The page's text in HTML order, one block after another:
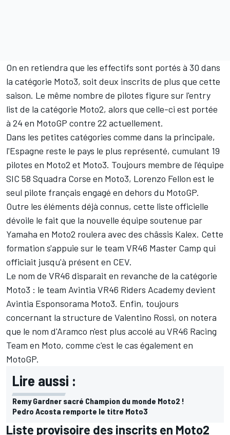
On en retiendra que les effectifs sont portés à 30 dans
la catégorie Moto3, soit deux inscrits de plus que cette
saison. Le même nombre de pilotes figure sur l'entry
list de la catégorie Moto2, alors que celle-ci est portée
à 24 en MotoGP contre 22 actuellement.
Dans les petites catégories comme dans la principale,
l'Espagne reste le pays le plus représenté, cumulant 19
pilotes en Moto2 et Moto3. Toujours membre de l'équipe
SIC 58 Squadra Corse en Moto3, Lorenzo Fellon est le
seul pilote français engagé en dehors du MotoGP.
Outre les éléments déjà connus, cette liste officielle
dévoile le fait que la nouvelle équipe soutenue par
Yamaha en Moto2 roulera avec des châssis Kalex. Cette
formation s'appuie sur le team VR46 Master Camp qui
officiait jusqu'à présent en CEV.
Le nom de VR46 disparait en revanche de la catégorie
Moto3 : le team Avintia VR46 Riders Academy devient
Avintia Esponsorama Moto3. Enfin, toujours
concernant la structure de Valentino Rossi, on notera
que le nom d'Aramco n'est plus accolé au VR46 Racing
Team en Moto, comme c'est le cas également en
MotoGP.
Lire aussi :
Remy Gardner sacré Champion du monde Moto2 !
Pedro Acosta remporte le titre Moto3
Liste provisoire des inscrits en Moto2